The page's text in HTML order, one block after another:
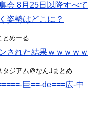
会 8月25日以降すべて
姿勢はどこに？
とめーる
された結果ｗｗｗｗｗ
タジアム＠なんJまとめ
巨==-de===広-中